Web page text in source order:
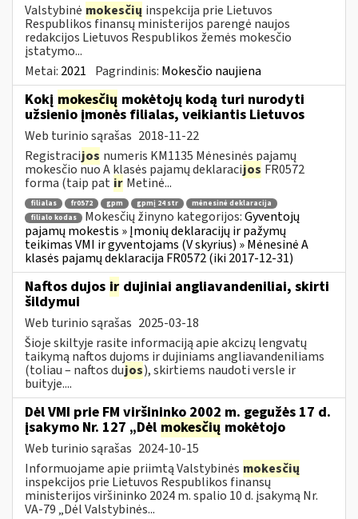
Valstybinė mokesčių inspekcija prie Lietuvos
Respublikos finansų ministerijos parengė naujos
redakcijos Lietuvos Respublikos žemės mokesčio
įstatymo...
Metai: 2021 Pagrindinis: Mokesčio naujiena
Kokį mokesčių mokėtojų kodą turi nurodyti
užsienio įmonės filialas, veikiantis Lietuvos
Web turinio sąrašas 2018-11-22
Registracijos numeris KM1135 Mėnesinės pajamų
mokesčio nuo A klasės pajamų deklaracijos FR0572
forma (taip pat ir Metinė...
filialas fr0572 gpm gpmį 24 str
mėnesinė deklaracija
filialo kodas
Mokesčių žinyno kategorijos:Gyventojų
pajamų mokestis » Įmonių deklaracijų ir pažymų
teikimas VMI ir gyventojams (V skyrius) » Mėnesinė A
klasės pajamų deklaracija FR0572 (iki 2017-12-31)
Naftos dujos ir dujiniai angliavandeniliai, skirti
šildymui
Web turinio sąrašas 2025-03-18
Šioje skiltyje rasite informaciją apie akcizų lengvatų
taikymą naftos dujoms ir dujiniams angliavandeniliams
(toliau – naftos dujos), skirtiems naudoti versle ir
buityje....
Dėl VMI prie FM viršininko 2002 m. gegužės 17 d.
įsakymo Nr. 127 „Dėl mokesčių mokėtojo
Web turinio sąrašas 2024-10-15
Informuojame apie priimtą Valstybinės mokesčių
inspekcijos prie Lietuvos Respublikos finansų
ministerijos viršininko 2024 m. spalio 10 d. įsakymą Nr.
VA-79 „Dėl Valstybinės...